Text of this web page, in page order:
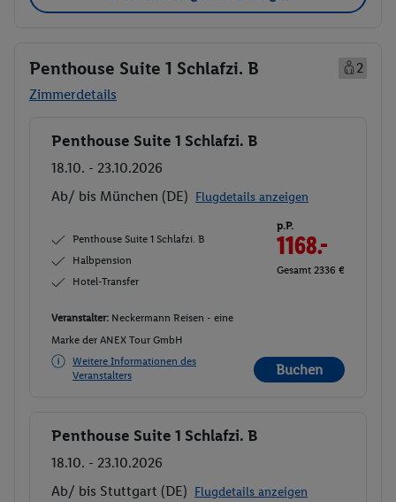
Penthouse Suite 1 Schlafzi. B
2
Zimmerdetails
Buchen
Penthouse Suite 1 Schlafzi. B
18.10. - 23.10.2026
Ab/ bis München (DE) Flugdetails anzeigen
Penthouse Suite 1 Schlafzi. B
Halbpension
Hotel-Transfer
p.P.
1168.-
Gesamt 2336 €
Veranstalter: Neckermann Reisen - eine
Marke der ANEX Tour GmbH
Weitere Informationen des
Veranstalters
Buchen
Buchen
Penthouse Suite 1 Schlafzi. B
18.10. - 23.10.2026
Ab/ bis Stuttgart (DE) Flugdetails anzeigen